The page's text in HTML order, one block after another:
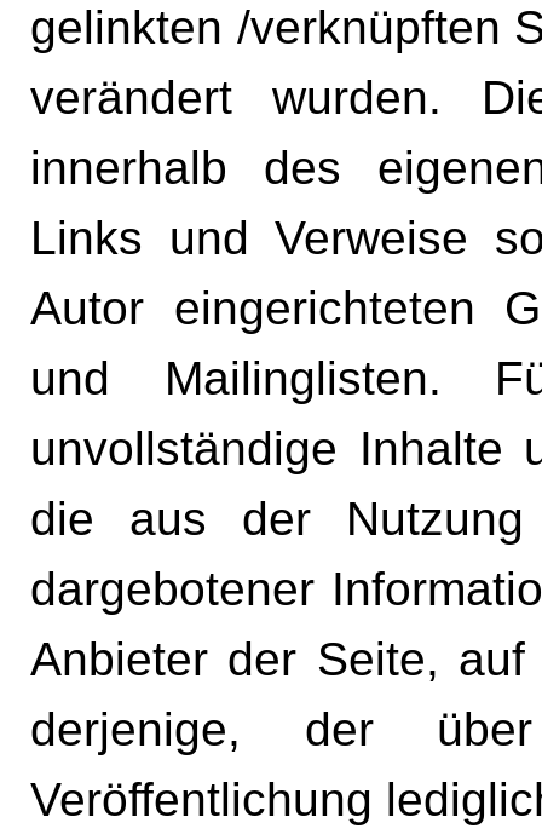
gelinkten /verknüpften
verändert wurden.
innerhalb des
Links und Verweise
Autor eingerichteten
und Mailinglisten.
unvollständige Inhalte
die aus der Nutzung
dargebotener
Anbieter der Seite,
derjenige, der
Veröffentlichung